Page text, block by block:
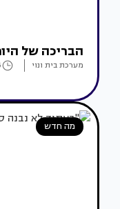
הבריכה של
מערכת בית ונוי
מה חדש